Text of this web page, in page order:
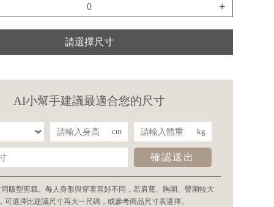
+
請選擇尺寸
AI小幫手建議最適合您的尺寸
cm kg
確認送出
版型剪裁。每人身形與穿著喜好不同，若肩寬、胸圍、臀圍較大
可選擇比建議尺寸再大一尺碼，或參考商品尺寸表選擇。